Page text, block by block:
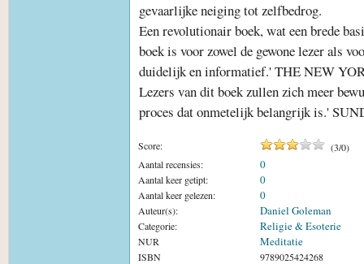
gevaarlijke neiging tot zelfbedrog.
Een revolutionair boek, wat een brede
boek is voor zowel de gewone lezer als
duidelijk en informatief.' THE NEW
Lezers van dit boek zullen zich meer
proces dat onmetelijk belangrijk is.'
Score: (3/0)
Aantal recensies:
0
Aantal keer getipt: 0
Aantal keer gelezen: 0
Auteur(s): Daniel Goleman
Categorie: Religie & Esoterie
NUR Meditatie
ISBN 9789025424268